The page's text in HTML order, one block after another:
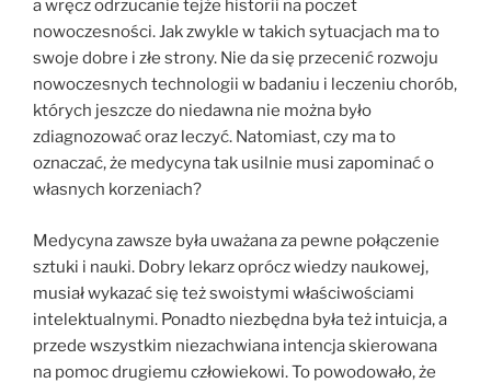
a wręcz odrzucanie tejże historii na poczet
nowoczesności. Jak zwykle w takich sytuacjach ma to
swoje dobre i złe strony. Nie da się przecenić rozwoju
nowoczesnych technologii w badaniu i leczeniu chorób,
których jeszcze do niedawna nie można było
zdiagnozować oraz leczyć. Natomiast, czy ma to
oznaczać, że medycyna tak usilnie musi zapominać o
własnych korzeniach?
Medycyna zawsze była uważana za pewne połączenie
sztuki i nauki. Dobry lekarz oprócz wiedzy naukowej,
musiał wykazać się też swoistymi właściwościami
intelektualnymi. Ponadto niezbędna była też intuicja, a
przede wszystkim niezachwiana intencja skierowana
na pomoc drugiemu człowiekowi. To powodowało, że